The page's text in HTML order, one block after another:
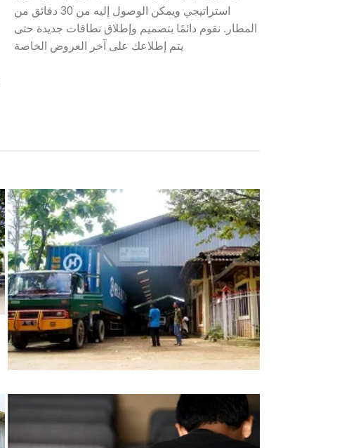
استراتيجي ويمكن الوصول إليه من 30 دقائق من
المطار. نقوم دائمًا بتصميم وإطلاق نطاقات جديدة حتى
يتم إطلاعك على آخر العروض الخاصة